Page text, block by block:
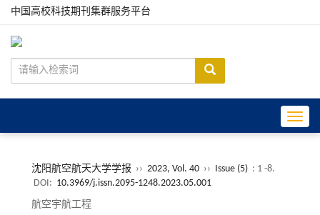
中国高校科技期刊集群服务平台
沈阳航空航天大学学报 ›› 2023, Vol. 40 ›› Issue (5) : 1 -8.
DOI: 10.3969/j.issn.2095-1248.2023.05.001
航空宇航工程